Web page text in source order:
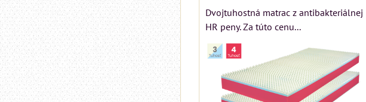
Dvojtuhostná matrac z antibakteriálnej
HR peny. Za túto cenu...